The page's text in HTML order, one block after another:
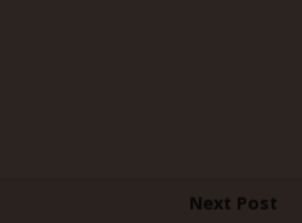
Next Post